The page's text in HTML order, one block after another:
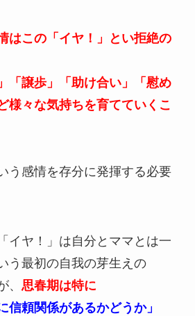
はこの「イヤ！」とい拒絶の
「譲歩」「助け合い」「慰め
様々な気持ちを育てていくこ
う感情を存分に発揮する必要
イヤ！」は自分とママとは一
う最初の自我の芽生えの
、 思春期は特に
信頼関係があるかどうか」